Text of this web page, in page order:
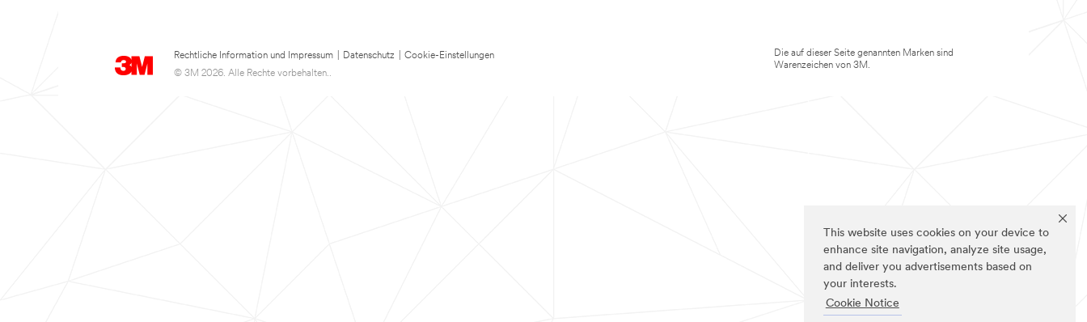
This website uses cookies on your device to
enhance site navigation, analyze site usage,
and deliver you advertisements based on
your interests.
Cookie Notice
Rechtliche Information und Impressum Datenschutz
Cookie-Einstellungen
© 3M 2026. Alle Rechte vorbehalten..
Die auf dieser Seite genannten Marken sind
Warenzeichen von 3M.